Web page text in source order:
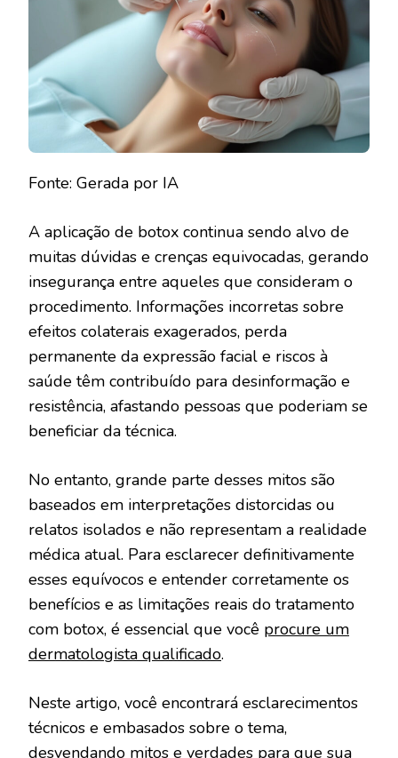
Fonte: Gerada por IA
A aplicação de botox continua sendo alvo de
muitas dúvidas e crenças equivocadas, gerando
insegurança entre aqueles que consideram o
procedimento. Informações incorretas sobre
efeitos colaterais exagerados, perda
permanente da expressão facial e riscos à
saúde têm contribuído para desinformação e
resistência, afastando pessoas que poderiam se
beneficiar da técnica.
No entanto, grande parte desses mitos são
baseados em interpretações distorcidas ou
relatos isolados e não representam a realidade
médica atual. Para esclarecer definitivamente
esses equívocos e entender corretamente os
benefícios e as limitações reais do tratamento
com botox, é essencial que você procure um
dermatologista qualificado.
Neste artigo, você encontrará esclarecimentos
técnicos e embasados sobre o tema,
desvendando mitos e verdades para que sua